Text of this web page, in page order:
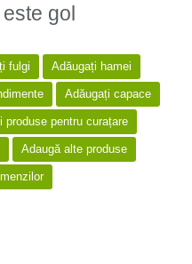
gol
fulgi Adăugați hamei
Adăugați capace
produse pentru curațare
Adaugă alte produse